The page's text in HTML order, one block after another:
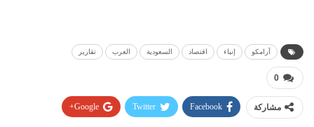
آرامكو إنباء اقتصاد السعودية العرب تقارير
0
مشاركة Facebook
Twitter
Google+